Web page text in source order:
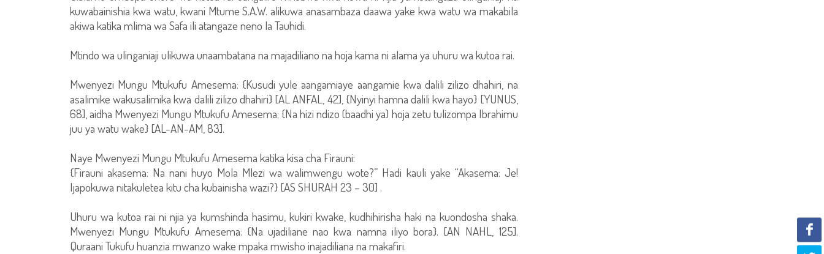
kuwabainishia kwa watu, kwani Mtume S.A.W. alikuwa anasambaza daawa yake kwa watu wa makabila
akiwa katika mlima wa Safa ili atangaze neno la Tauhidi.
Mtindo wa ulinganiaji ulikuwa unaambatana na majadiliano na hoja kama ni alama ya uhuru wa kutoa rai.
Mwenyezi Mungu Mtukufu Amesema: {Kusudi yule aangamiaye aangamie kwa dalili zilizo dhahiri, na
asalimike wakusalimika kwa dalili zilizo dhahiri} [AL ANFAL, 42], {Nyinyi hamna dalili kwa hayo} [YUNUS,
68], aidha Mwenyezi Mungu Mtukufu Amesema: {Na hizi ndizo (baadhi ya) hoja zetu tulizompa Ibrahimu
juu ya watu wake} [AL-AN-AM, 83].
Naye Mwenyezi Mungu Mtukufu Amesema katika kisa cha Firauni:
{Firauni akasema: Na nani huyo Mola Mlezi wa walimwengu wote?” Hadi kauli yake “Akasema: Je!
Ijapokuwa nitakuletea kitu cha kubainisha wazi?} [AS SHURAH 23 – 30] .
Uhuru wa kutoa rai ni njia ya kumshinda hasimu, kukiri kwake, kudhihirisha haki na kuondosha shaka.
Mwenyezi Mungu Mtukufu Amesema: {Na ujadiliane nao kwa namna iliyo bora}. [AN NAHL, 125].
Quraani Tukufu huanzia mwanzo wake mpaka mwisho inajadiliana na makafiri.